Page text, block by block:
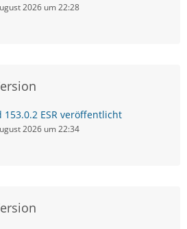
2026 um 22:28
ESR veröffentlicht
2026 um 22:34